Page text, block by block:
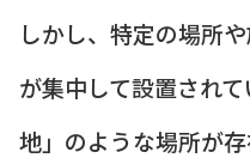
しかし、特定の場所
が集中して設置され
地」のような場所が存